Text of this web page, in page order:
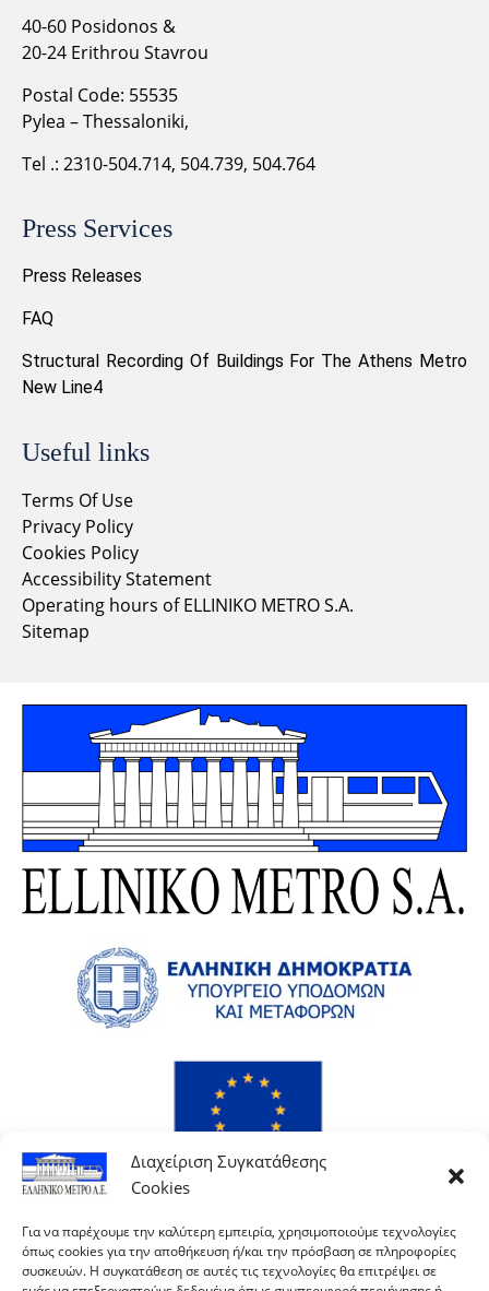
Διαχείριση Συγκατάθεσης
Cookies
Για να παρέχουμε την καλύτερη εμπειρία, χρησιμοποιούμε τεχνολογίες
όπως cookies για την αποθήκευση ή/και την πρόσβαση σε πληροφορίες
συσκευών. Η συγκατάθεση σε αυτές τις τεχνολογίες θα επιτρέψει σε
40-60 Posidonos &
20-24 Erithrou Stavrou
Postal Code: 55535
Pylea – Thessaloniki,
Tel .: 2310-504.714, 504.739, 504.764
Press Services
Press Releases
FAQ
Structural Recording Of Buildings For The Athens Metro
New Line4
Useful links
Terms Of Use
Privacy Policy
Cookies Policy
Accessibility Statement
Operating hours of ELLINIKO METRO S.A.
Sitemap